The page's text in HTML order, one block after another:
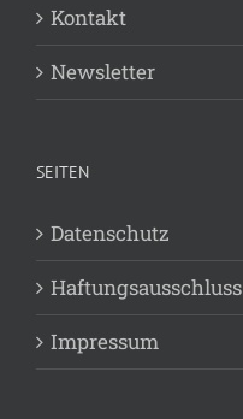
Kontakt
Newsletter
SEITEN
Datenschutz
Haftungsausschluss
Impressum